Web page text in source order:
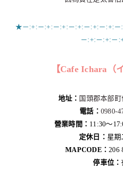
★－:+:－:+:－:+:－:+:－:+:－:+:
－:+:－:+:－
【Cafe Ichara（
地址： 国頭郡本部
電話： 0980-
營業時間： 11:30～
定休日： 星期
MAPCODE：206
停車位：